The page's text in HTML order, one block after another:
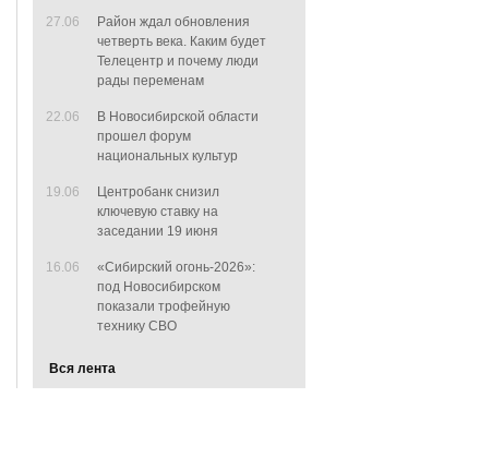
27.06
Район ждал обновления
четверть века. Каким будет
Телецентр и почему люди
рады переменам
22.06
В Новосибирской области
прошел форум
национальных культур
19.06
Центробанк снизил
ключевую ставку на
заседании 19 июня
16.06
«Сибирский огонь-2026»:
под Новосибирском
показали трофейную
технику СВО
Вся лента